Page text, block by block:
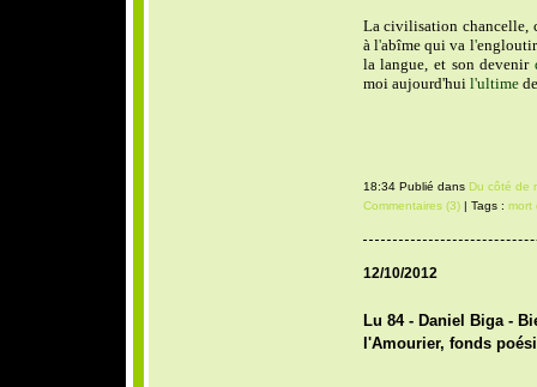
La civilisation chancelle,
à l'abîme qui va l'
la langue, et son devenir
moi aujourd'hui l'ultime
18:34 Publié dans Du côté de
Commentaires (3)| Tags : mort
12/10/2012
Lu 84 - Daniel Biga -
l'Amourier, fonds